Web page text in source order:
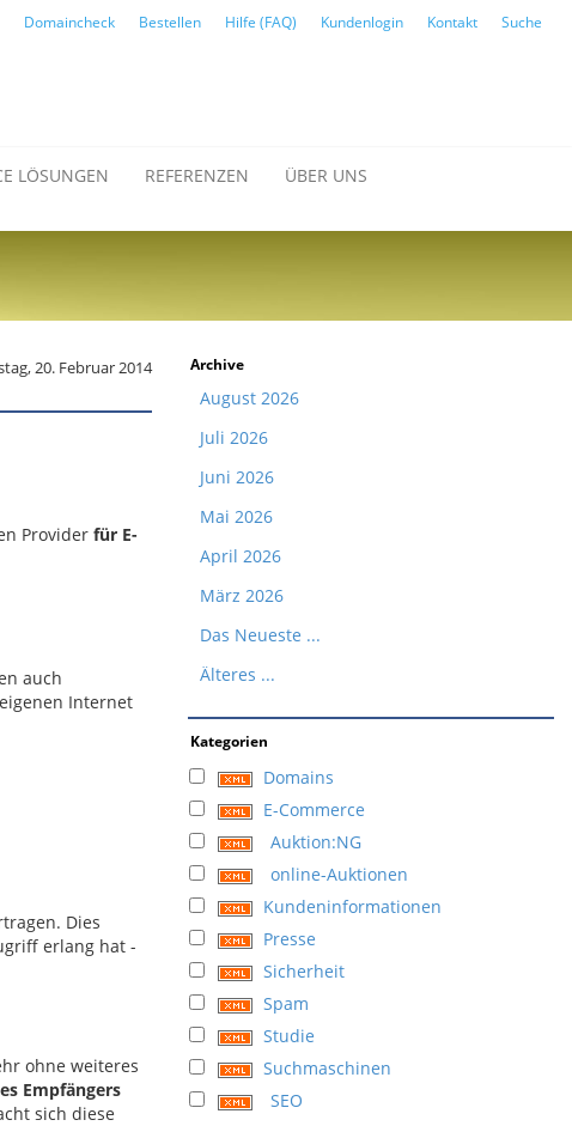
Domaincheck Bestellen Hilfe (FAQ) Kundenlogin Kontakt Suche
LÖSUNGEN REFERENZEN ÜBER UNS
20. Februar 2014
Provider für E-
auch
Internet
Dies
erlang hat -
ohne weiteres
Empfängers
sich diese
Archive
August 2026
Juli 2026
Juni 2026
Mai 2026
April 2026
März 2026
Das Neueste ...
Älteres ...
Kategorien
Domains
E-Commerce
Auktion:NG
online-Auktionen
Kundeninformationen
Presse
Sicherheit
Spam
Studie
Suchmaschinen
SEO